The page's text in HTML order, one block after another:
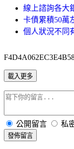
線上諮詢各大
卡債累積50萬
個人狀況不同
載入更多
公開留言 私
發佈留言